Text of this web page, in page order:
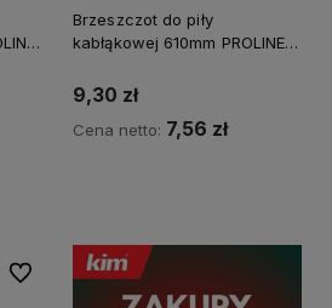
Brzeszczot do piły
kabłąkowej 610mm PROLINE
9,30 zł
Cena netto: 7,56 zł
Do ulubionych